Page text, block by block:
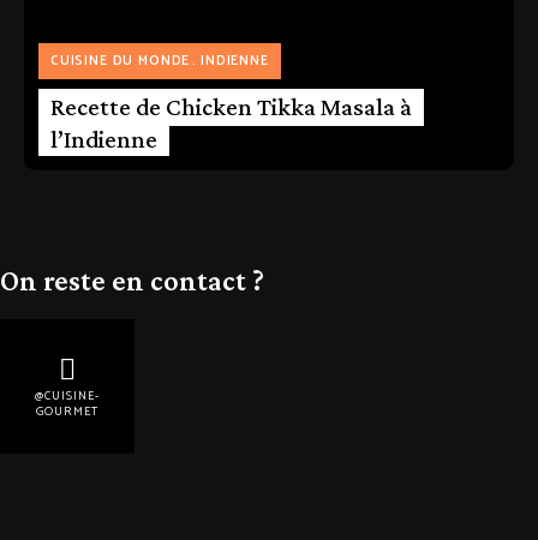
CUISINE DU MONDE INDIENNE
Recette de Chicken Tikka Masala à
l’Indienne
On reste en contact ?
@CUISINE-
GOURMET